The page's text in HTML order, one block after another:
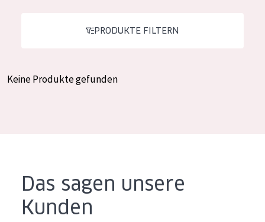
Nachtcreme
Augencreme
Spanish
PRODUKTE FILTERN
Keine Produkte gefunden
Das sagen unsere
Kunden